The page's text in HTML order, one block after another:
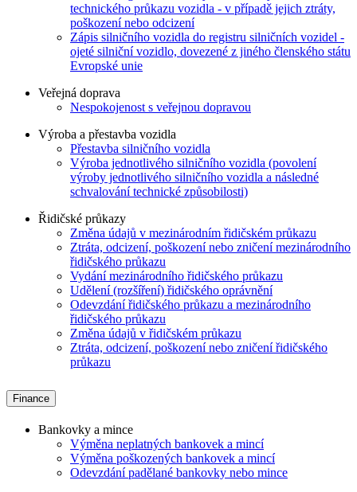
technického průkazu vozidla - v případě jejich ztráty,
poškození nebo odcizení
Zápis silničního vozidla do registru silničních vozidel -
ojeté silniční vozidlo, dovezené z jiného členského státu
Evropské unie
Veřejná doprava
Nespokojenost s veřejnou dopravou
Výroba a přestavba vozidla
Přestavba silničního vozidla
Výroba jednotlivého silničního vozidla (povolení
výroby jednotlivého silničního vozidla a následné
schvalování technické způsobilosti)
Řidičské průkazy
Změna údajů v mezinárodním řidičském průkazu
Ztráta, odcizení, poškození nebo zničení mezinárodního
řidičského průkazu
Vydání mezinárodního řidičského průkazu
Udělení (rozšíření) řidičského oprávnění
Odevzdání řidičského průkazu a mezinárodního
řidičského průkazu
Změna údajů v řidičském průkazu
Ztráta, odcizení, poškození nebo zničení řidičského
průkazu
Finance
Bankovky a mince
Výměna neplatných bankovek a mincí
Výměna poškozených bankovek a mincí
Odevzdání padělané bankovky nebo mince